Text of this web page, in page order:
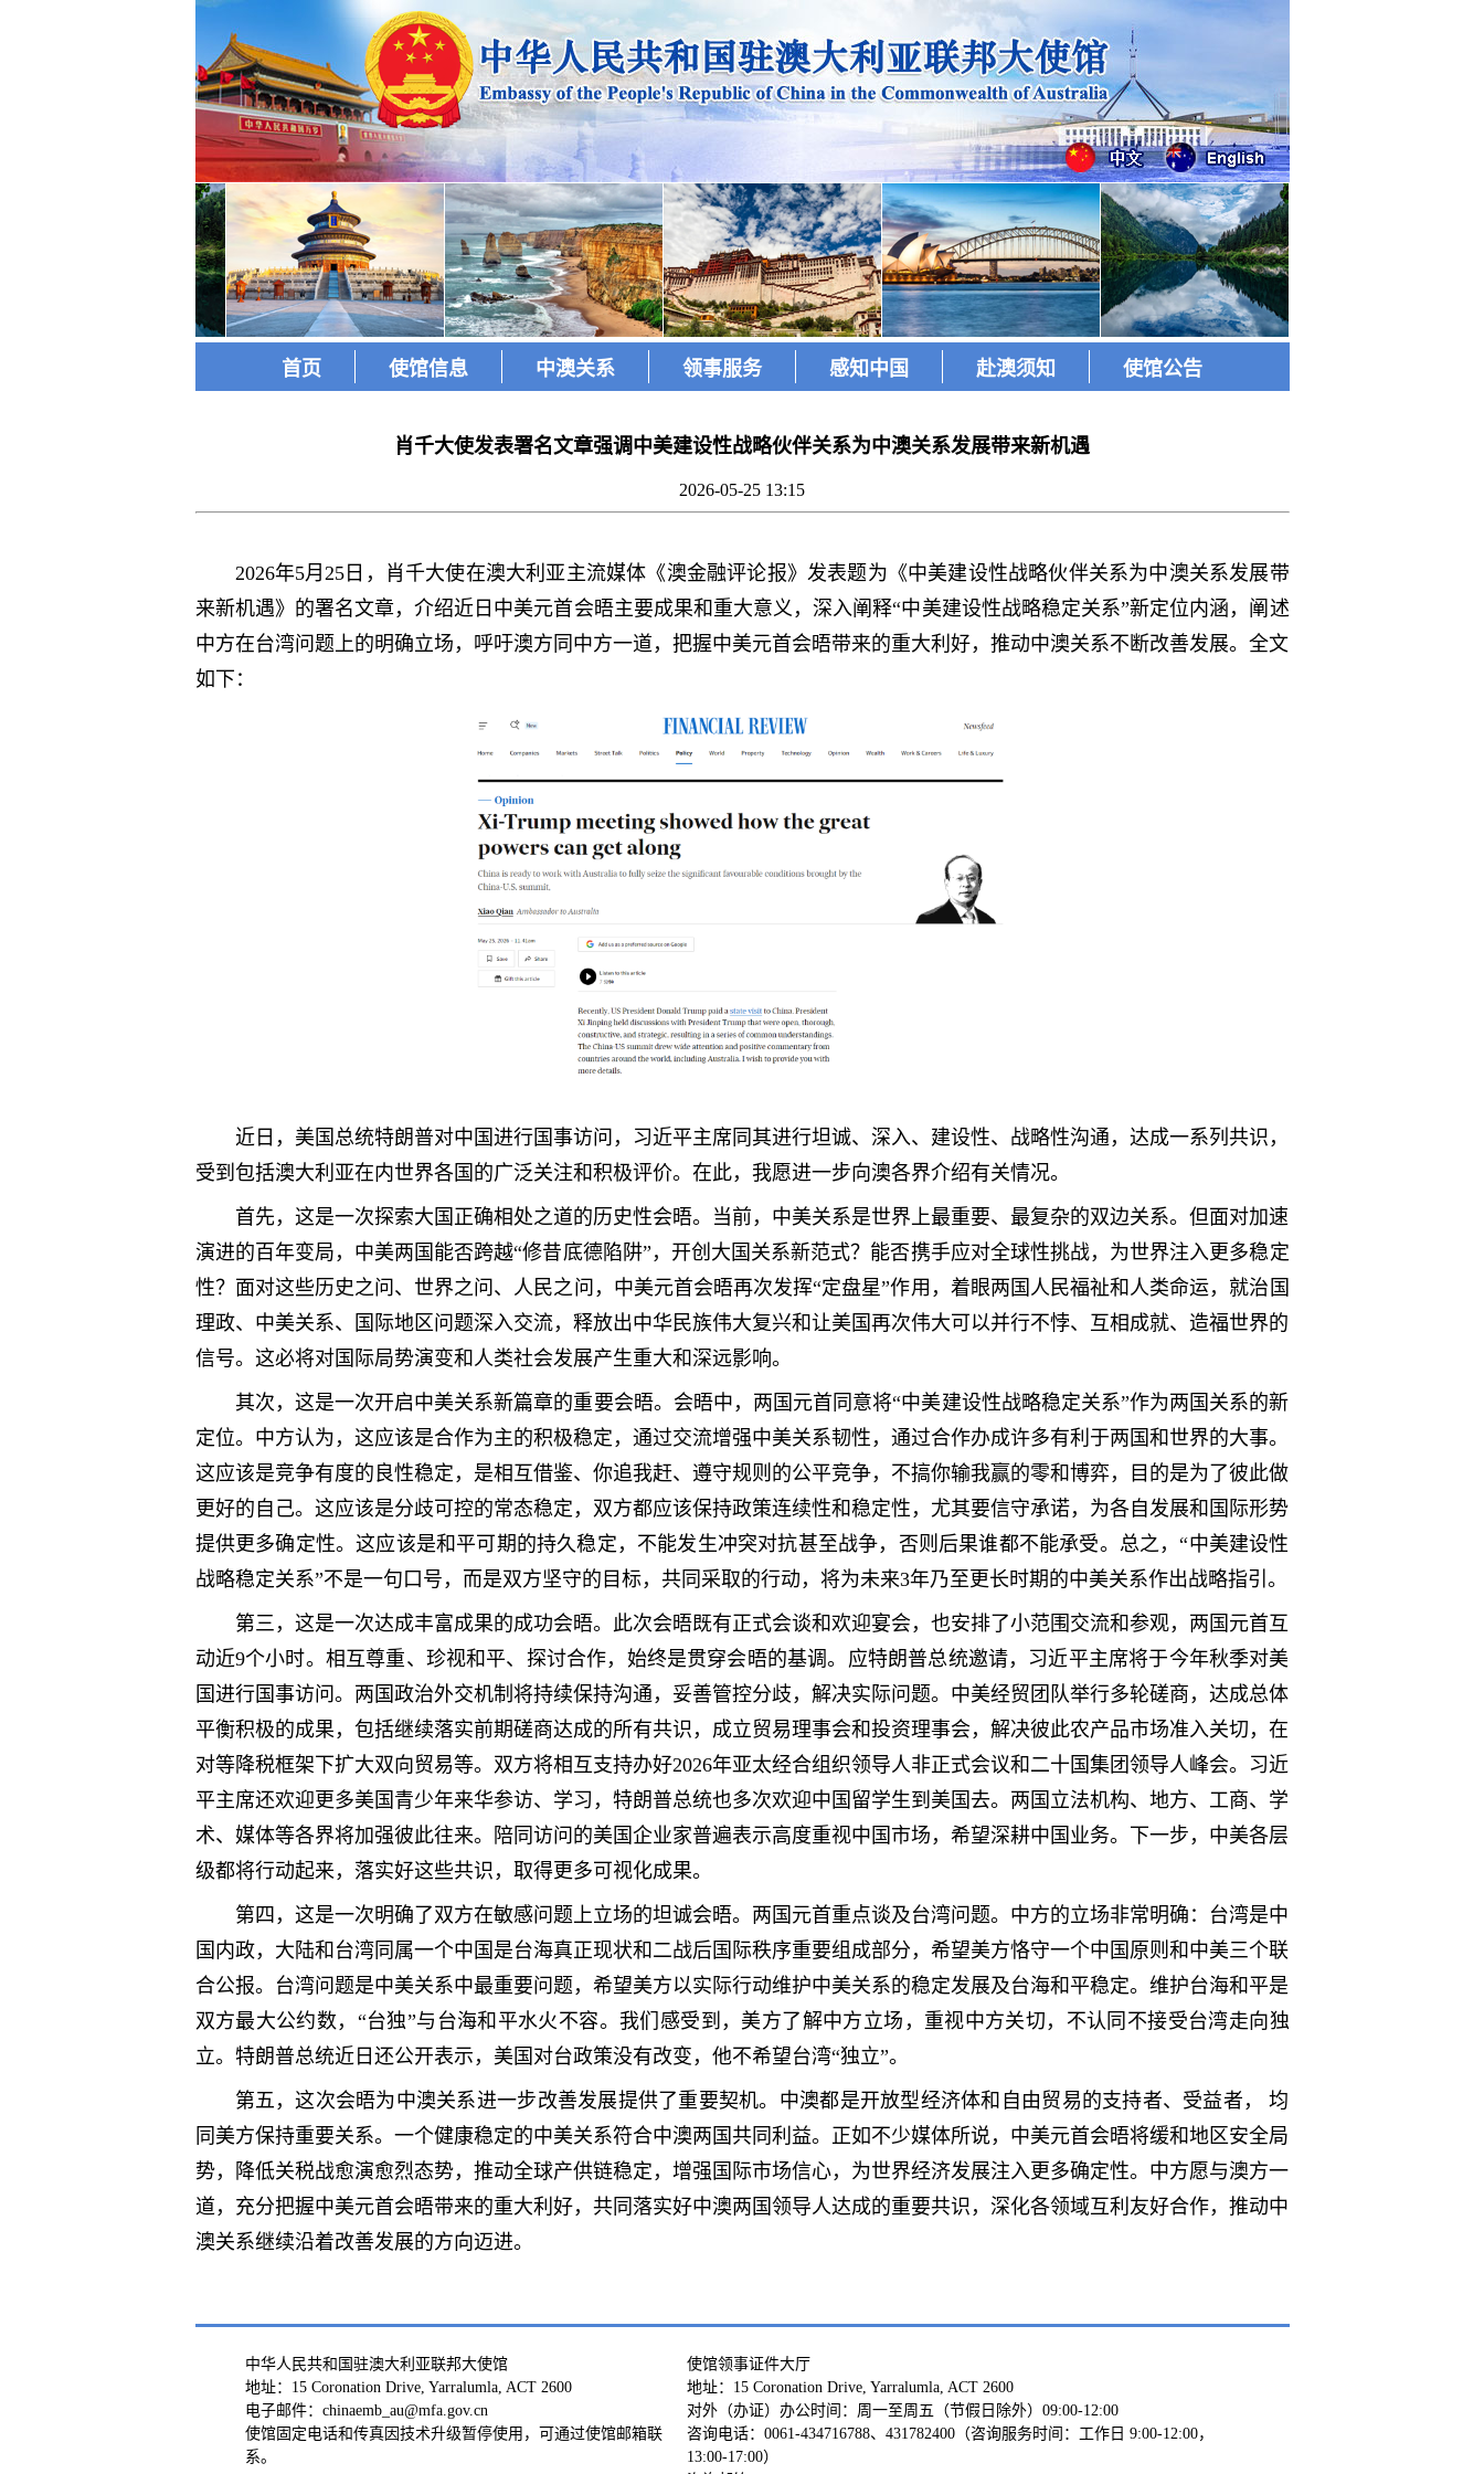
首页 使馆信息 中澳关系 领事服务 感知中国 赴澳须知 使馆公告
肖千大使发表署名文章强调中美建设性战略伙伴关系为中澳关系发展带来新机遇
2026-05-25 13:15
2026年5月25日，肖千大使在澳大利亚主流媒体《澳金融评论报》发表题为《中美建设性战略伙伴关系为中澳关系发展带
来新机遇》的署名文章，介绍近日中美元首会晤主要成果和重大意义，深入阐释“中美建设性战略稳定关系”新定位内涵，阐述
中方在台湾问题上的明确立场，呼吁澳方同中方一道，把握中美元首会晤带来的重大利好，推动中澳关系不断改善发展。全文
如下：
近日，美国总统特朗普对中国进行国事访问，习近平主席同其进行坦诚、深入、建设性、战略性沟通，达成一系列共识，
受到包括澳大利亚在内世界各国的广泛关注和积极评价。在此，我愿进一步向澳各界介绍有关情况。
首先，这是一次探索大国正确相处之道的历史性会晤。当前，中美关系是世界上最重要、最复杂的双边关系。但面对加速
演进的百年变局，中美两国能否跨越“修昔底德陷阱”，开创大国关系新范式？能否携手应对全球性挑战，为世界注入更多稳定
性？面对这些历史之问、世界之问、人民之问，中美元首会晤再次发挥“定盘星”作用，着眼两国人民福祉和人类命运，就治国
理政、中美关系、国际地区问题深入交流，释放出中华民族伟大复兴和让美国再次伟大可以并行不悖、互相成就、造福世界的
信号。这必将对国际局势演变和人类社会发展产生重大和深远影响。
其次，这是一次开启中美关系新篇章的重要会晤。会晤中，两国元首同意将“中美建设性战略稳定关系”作为两国关系的新
定位。中方认为，这应该是合作为主的积极稳定，通过交流增强中美关系韧性，通过合作办成许多有利于两国和世界的大事。
这应该是竞争有度的良性稳定，是相互借鉴、你追我赶、遵守规则的公平竞争，不搞你输我赢的零和博弈，目的是为了彼此做
更好的自己。这应该是分歧可控的常态稳定，双方都应该保持政策连续性和稳定性，尤其要信守承诺，为各自发展和国际形势
提供更多确定性。这应该是和平可期的持久稳定，不能发生冲突对抗甚至战争，否则后果谁都不能承受。总之，“中美建设性
战略稳定关系”不是一句口号，而是双方坚守的目标，共同采取的行动，将为未来3年乃至更长时期的中美关系作出战略指引。
第三，这是一次达成丰富成果的成功会晤。此次会晤既有正式会谈和欢迎宴会，也安排了小范围交流和参观，两国元首互
动近9个小时。相互尊重、珍视和平、探讨合作，始终是贯穿会晤的基调。应特朗普总统邀请，习近平主席将于今年秋季对美
国进行国事访问。两国政治外交机制将持续保持沟通，妥善管控分歧，解决实际问题。中美经贸团队举行多轮磋商，达成总体
平衡积极的成果，包括继续落实前期磋商达成的所有共识，成立贸易理事会和投资理事会，解决彼此农产品市场准入关切，在
对等降税框架下扩大双向贸易等。双方将相互支持办好2026年亚太经合组织领导人非正式会议和二十国集团领导人峰会。习近
平主席还欢迎更多美国青少年来华参访、学习，特朗普总统也多次欢迎中国留学生到美国去。两国立法机构、地方、工商、学
术、媒体等各界将加强彼此往来。陪同访问的美国企业家普遍表示高度重视中国市场，希望深耕中国业务。下一步，中美各层
级都将行动起来，落实好这些共识，取得更多可视化成果。
第四，这是一次明确了双方在敏感问题上立场的坦诚会晤。两国元首重点谈及台湾问题。中方的立场非常明确：台湾是中
国内政，大陆和台湾同属一个中国是台海真正现状和二战后国际秩序重要组成部分，希望美方恪守一个中国原则和中美三个联
合公报。台湾问题是中美关系中最重要问题，希望美方以实际行动维护中美关系的稳定发展及台海和平稳定。维护台海和平是
双方最大公约数，“台独”与台海和平水火不容。我们感受到，美方了解中方立场，重视中方关切，不认同不接受台湾走向独
立。特朗普总统近日还公开表示，美国对台政策没有改变，他不希望台湾“独立”。
第五，这次会晤为中澳关系进一步改善发展提供了重要契机。中澳都是开放型经济体和自由贸易的支持者、受益者， 均
同美方保持重要关系。一个健康稳定的中美关系符合中澳两国共同利益。正如不少媒体所说，中美元首会晤将缓和地区安全局
势，降低关税战愈演愈烈态势，推动全球产供链稳定，增强国际市场信心，为世界经济发展注入更多确定性。中方愿与澳方一
道，充分把握中美元首会晤带来的重大利好，共同落实好中澳两国领导人达成的重要共识，深化各领域互利友好合作，推动中
澳关系继续沿着改善发展的方向迈进。
中华人民共和国驻澳大利亚联邦大使馆
地址：15 Coronation Drive, Yarralumla, ACT 2600
电子邮件：chinaemb_au@mfa.gov.cn
使馆固定电话和传真因技术升级暂停使用，可通过使馆邮箱联
系。
使馆领事证件大厅
地址：15 Coronation Drive, Yarralumla, ACT 2600
对外（办证）办公时间：周一至周五（节假日除外）09:00-12:00
咨询电话：0061-434716788、431782400（咨询服务时间：工作日 9:00-12:00，
13:00-17:00）